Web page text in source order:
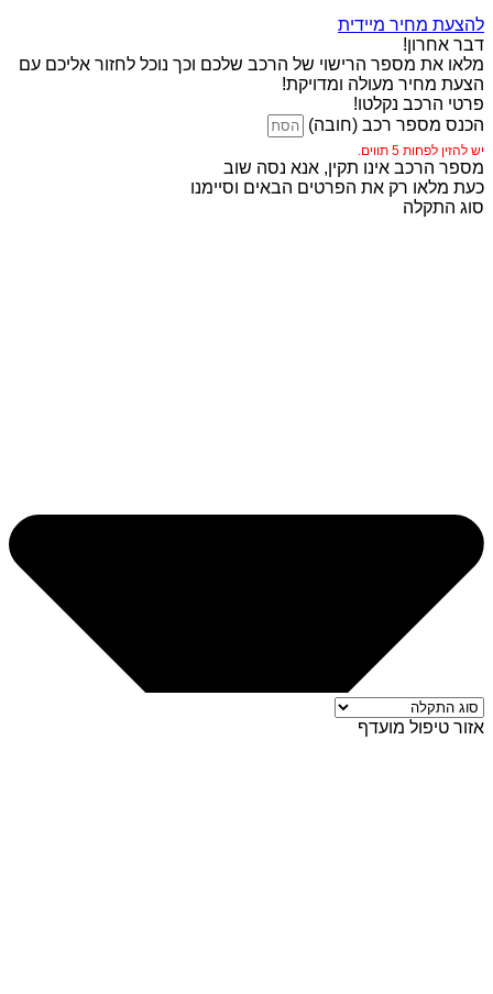
להצעת מחיר מיידית
דבר אחרון!
מלאו את מספר הרישוי של הרכב שלכם וכך נוכל לחזור אליכם עם
הצעת מחיר מעולה ומדויקת!
פרטי הרכב נקלטו!
הכנס מספר רכב (חובה)
יש להזין לפחות 5 תווים.
מספר הרכב אינו תקין, אנא נסה שוב
כעת מלאו רק את הפרטים הבאים וסיימנו
סוג התקלה
אזור טיפול מועדף